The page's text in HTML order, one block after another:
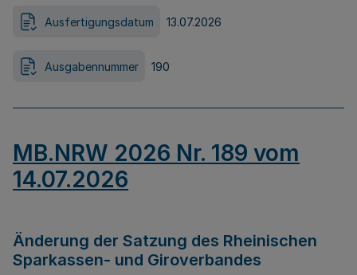
Ausfertigungsdatum 13.07.2026
Ausgabennummer 190
MB.NRW 2026 Nr. 189 vom
14.07.2026
Änderung der Satzung des Rheinischen
Sparkassen- und Giroverbandes